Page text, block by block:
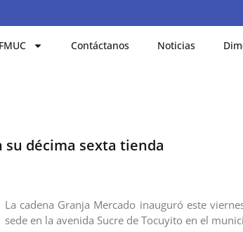
FMUC Contáctanos Noticias
su décima sexta tienda
La cadena Granja Mercado inauguró este
sede en la avenida Sucre de Tocuyito en el